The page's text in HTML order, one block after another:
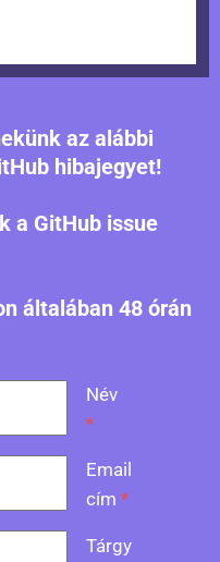
az alábbi
hibajegyet!
a GitHub issue
általában 48 órán
Név
*
Email
cím *
Tárgy